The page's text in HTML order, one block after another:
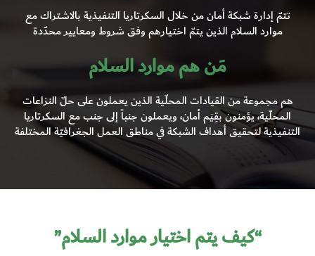
تتمّ إدارة شبكة أمان من خلال السكرتاريا التنفيذية بالاشتراك مع
موارد السلام الذين يتمّ اختيارهم وفق شروط ومعايير محدّدة
مَن هم موارد السلام
هم مجموعة من القيادات المحلّية الذين يعملون على حلّ النزاعات
المحلّية، يؤمنون بقِيَم أمان، ويعملون جنباً إلى جنب مع السكرتاريا
التنفيذية لتحقيق أهداف الشبكة في مناطق العمل الجغرافيّة المختلفة
“كيف يتم اختيار موارد السلام”